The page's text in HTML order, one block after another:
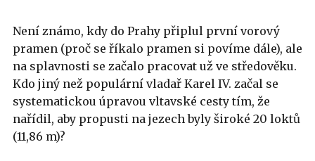
Není známo, kdy do Prahy připlul první vorový
pramen (proč se říkalo pramen si povíme dále), ale
na splavnosti se začalo pracovat už ve středověku.
Kdo jiný než populární vladař Karel IV. začal se
systematickou úpravou vltavské cesty tím, že
nařídil, aby propusti na jezech byly široké 20 loktů
(11,86 m)?